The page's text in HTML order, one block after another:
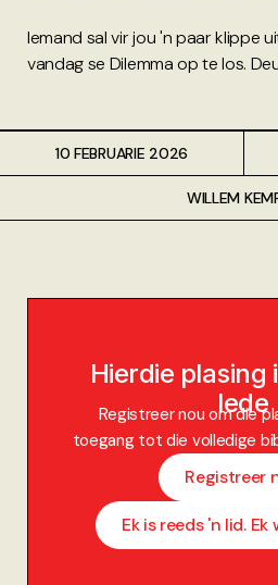
Iemand sal vir jou 'n paar klippe
vandag se Dilemma op te los.
10 FEBRUARIE 2026
WILLEM
Hierdie plasing
lede
Registreer nou om die
toegang tot die volledige
Registreer
Ek is reeds 'n lid. Ek
Kop + Knoper